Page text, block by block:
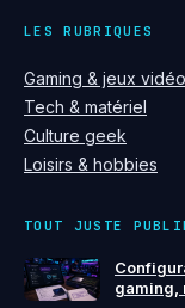
LES RUBRIQUES
Gaming & jeux vidéo
Tech & matériel
Culture geek
Loisirs & hobbies
TOUT JUSTE
gaming,